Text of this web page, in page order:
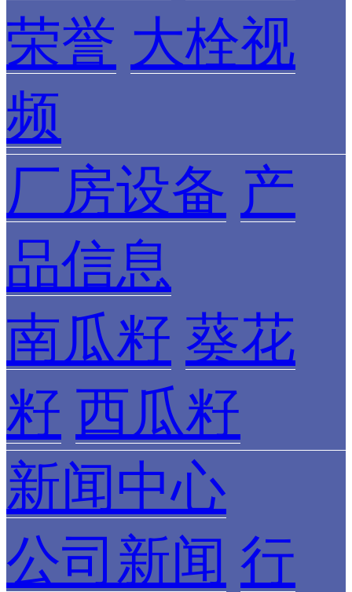
荣誉 大栓视
频
厂房设备 产
品信息
南瓜籽 葵花
籽 西瓜籽
新闻中心
公司新闻 行